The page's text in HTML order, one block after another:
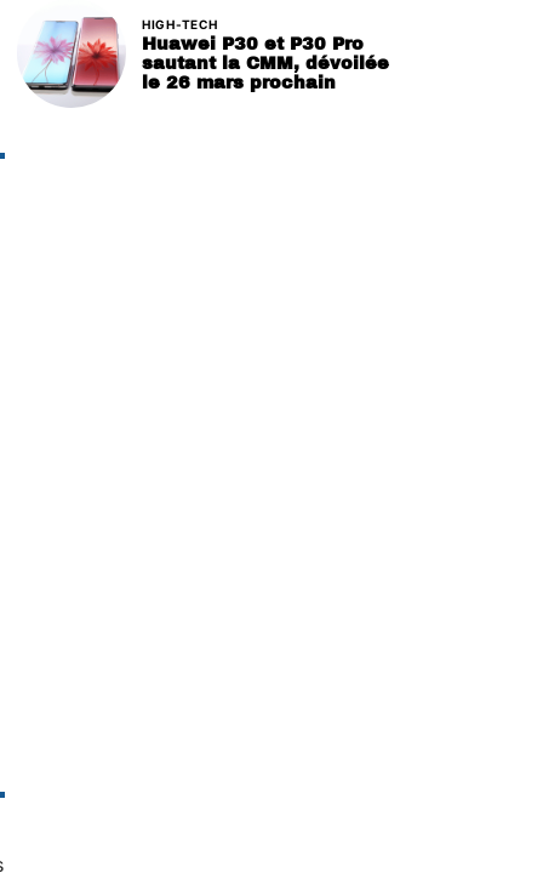
HIGH-TECH
Huawei P30 et P30 Pro
sautant la CMM, dévoilée
le 26 mars prochain